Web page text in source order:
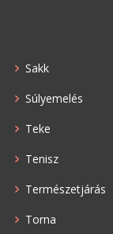
Sakk
Súlyemelés
Teke
Tenisz
Természetjárás
Torna